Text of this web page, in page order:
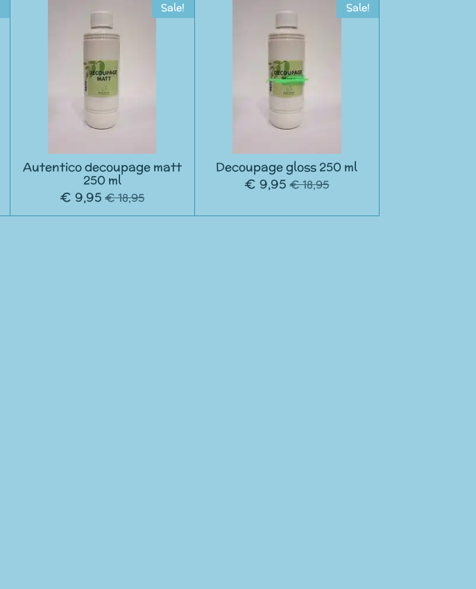
Sale!
Autentico decoupage matt
250 ml
€ 9,95 € 18,95
Sale!
Decoupage gloss 250 ml
€ 9,95 € 18,95